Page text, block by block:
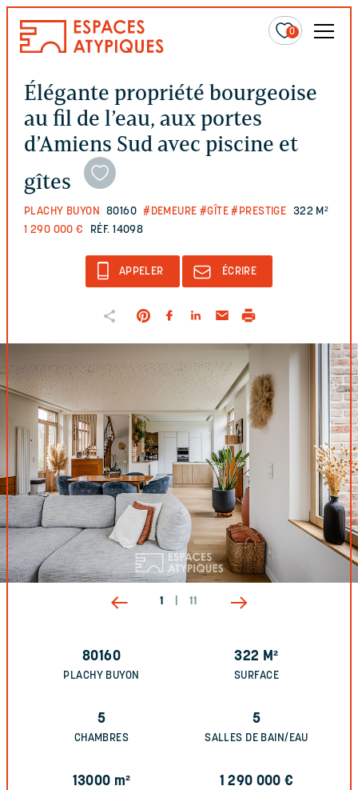
0
Élégante propriété bourgeoise
au fil de l’eau, aux portes
d’Amiens Sud avec piscine et
gîtes
PLACHY BUYON 80160 #DEMEURE #GÎTE #PRESTIGE 322 M²
1 290 000 €
RÉF. 14098
APPELER ÉCRIRE
1 11
80160
PLACHY BUYON
322 M²
SURFACE
5
CHAMBRES
5
SALLES DE BAIN/EAU
13000 m² 1 290 000€